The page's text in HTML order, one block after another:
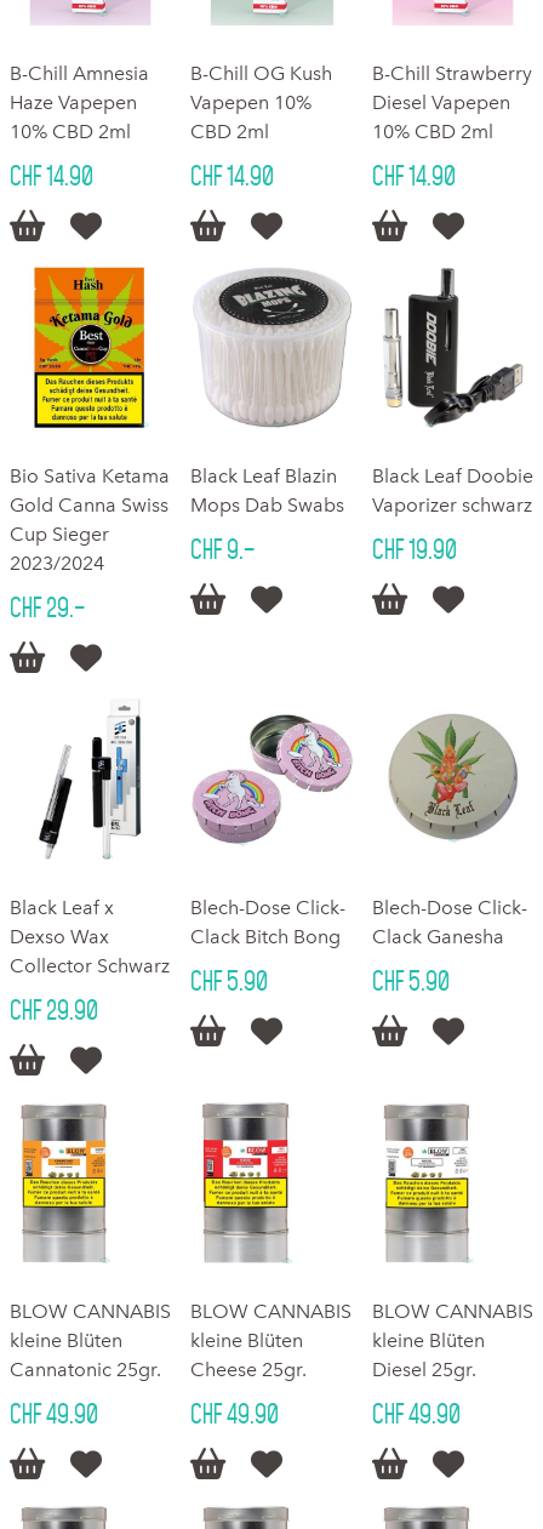
B-Chill Amnesia
Haze Vapepen
10% CBD 2ml
CHF 14.90
 
B-Chill OG Kush
Vapepen 10%
CBD 2ml
CHF 14.90
 
B-Chill Strawberry
Diesel Vapepen
10% CBD 2ml
CHF 14.90
 
Bio Sativa Ketama
Gold Canna Swiss
Cup Sieger
2023/2024
CHF 29.–
 
Black Leaf Blazin
Mops Dab Swabs
CHF 9.–
 
Black Leaf Doobie
Vaporizer schwarz
CHF 19.90
 
Black Leaf x
Dexso Wax
Collector Schwarz
CHF 29.90
 
Blech-Dose Click-
Clack Bitch Bong
CHF 5.90
 
Blech-Dose Click-
Clack Ganesha
CHF 5.90
 
BLOW CANNABIS
kleine Blüten
Cannatonic 25gr.
CHF 49.90
 
BLOW CANNABIS
kleine Blüten
Cheese 25gr.
CHF 49.90
 
BLOW CANNABIS
kleine Blüten
Diesel 25gr.
CHF 49.90
 